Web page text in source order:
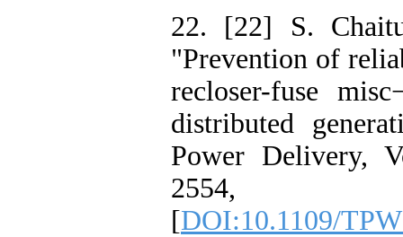
22. [22] S.
"Prevention of
recloser-fuse
distributed
Power Delivery,
[DOI:10.1109/